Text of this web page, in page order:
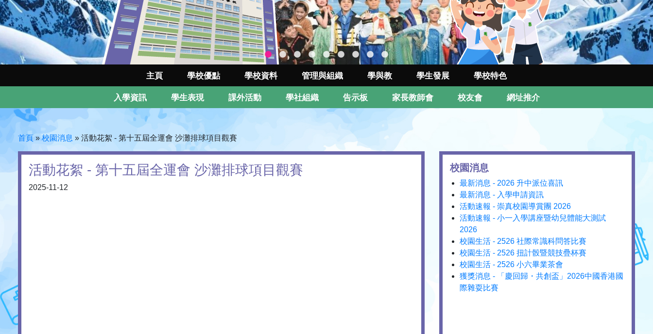
主頁 學校優點 學校資料 管理與組織 學與教 學生發展 學校特色
入學資訊 學生表現 課外活動 學社組織 告示板 家長教師會 校友會 網址推介
首頁 »校園消息 » 活動花絮 - 第十五屆全運會 沙灘排球項目觀賽
活動花絮 - 第十五屆全運會 沙灘排球項目觀賽
2025-11-12
校園消息
最新消息 - 2026 升中派位喜訊
最新消息 - 入學申請資訊
活動速報 - 崇真校園導賞團 2026
活動速報 - 小一入學講座暨幼兒體能大測試
2026
校園生活 - 2526 社際常識科問答比賽
校園生活 - 2526 扭計骰暨競技疊杯賽
校園生活 - 2526 小六畢業茶會
獲獎消息 - 「慶回歸・共創盃」2026中國香港國
際雜耍比賽